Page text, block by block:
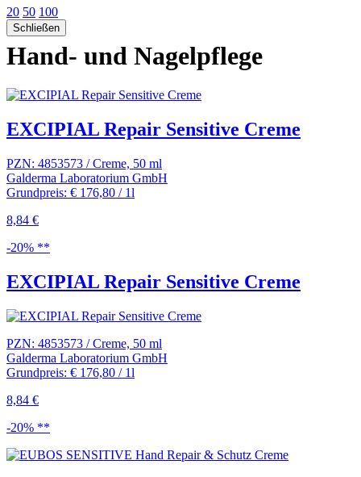
20 50 100
Schließen
Hand- und Nagelpflege
EXCIPIAL Repair Sensitive Creme
PZN: 4853573 / Creme, 50 ml
Galderma Laboratorium GmbH
Grundpreis: € 176,80 / 1l
8,84 €
-20% **
EXCIPIAL Repair Sensitive Creme
PZN: 4853573 / Creme, 50 ml
Galderma Laboratorium GmbH
Grundpreis: € 176,80 / 1l
8,84 €
-20% **